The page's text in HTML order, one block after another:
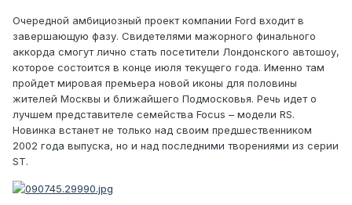
Очередной амбициозный проект компании Ford входит в
завершающую фазу. Свидетелями мажорного финального
аккорда смогут лично стать посетители Лондонского автошоу,
которое состоится в конце июля текущего года. Именно там
пройдет мировая премьера новой иконы для половины
жителей Москвы и ближайшего Подмосковья. Речь идет о
лучшем представителе семейства Focus – модели RS.
Новинка встанет не только над своим предшественником
2002 года выпуска, но и над последними творениями из серии
ST.